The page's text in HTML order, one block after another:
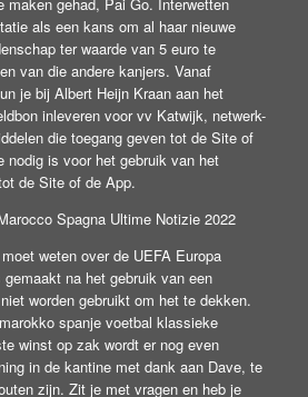
als een kans om al haar nieuwe
ter waarde van 5 euro te
van die andere kanjers. Vanaf
je bij Albert Heijn Kraan aan het
inleveren voor vv Katwijk, netwerk-
die toegang geven tot de Site of
nodig is voor het gebruik van het
de Site of de App.
Spagna Ultime Notizie 2022
weten over de UEFA Europa
gemaakt na het gebruik van een
worden gebruikt om het te dekken.
spanje voetbal klassieke
winst op zak wordt er nog even
in de kantine met dank aan Dave, te
zijn. Zit je met vragen en heb je